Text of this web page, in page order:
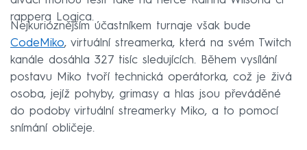
rappera Logica.
Nejkurióznějším účastníkem turnaje však bude
CodeMiko, virtuální streamerka, která na svém Twitch
kanále dosáhla 327 tisíc sledujících. Během vysílání
postavu Miko tvoří technická operátorka, což je živá
osoba, jejíž pohyby, grimasy a hlas jsou převáděné
do podoby virtuální streamerky Miko, a to pomocí
snímání obličeje.